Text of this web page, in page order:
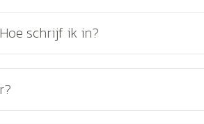
schrijf ik in?